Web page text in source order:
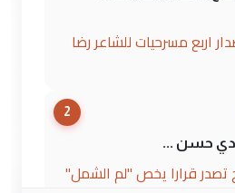
اربع مسرحيات للشاعر رضا
2
حسن ...
تصدر قرارا يخص "لم الشمل"